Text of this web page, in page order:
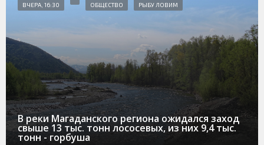
В реки Магаданского региона ожидался заход
свыше 13 тыс. тонн лососевых, из них 9,4 тыс.
тонн - горбуша
ВЧЕРА, 16:30 ОБЩЕСТВО РЫБУ ЛОВИМ